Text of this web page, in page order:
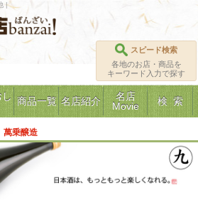
|
スピード検索
各地のお店・商品を
キーワード入力で探す
し 商品一覧 名店紹介
名店
Movie
検 索
萬乗醸造